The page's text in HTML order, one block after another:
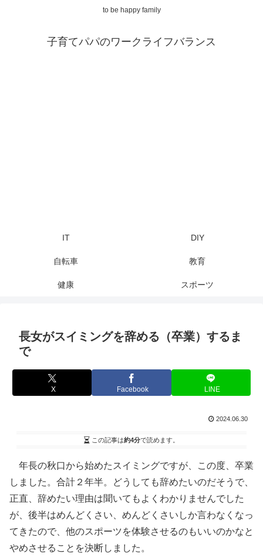
to be happy family
子育てパパのワークライフバランス
IT DIY
自転車 教育
健康 スポーツ
長女がスイミングを辞める（卒業）するま
で
X Facebook LINE
2024.06.30
この記事は約4分で読めます。
年長の秋口から始めたスイミングですが、この度、卒業
しました。合計２年半。どうしても辞めたいのだそうで、
正直、辞めたい理由は聞いてもよくわかりませんでした
が、後半はめんどくさい、めんどくさいしか言わなくなっ
てきたので、他のスポーツを体験させるのもいいのかなと
やめさせることを決断しました。